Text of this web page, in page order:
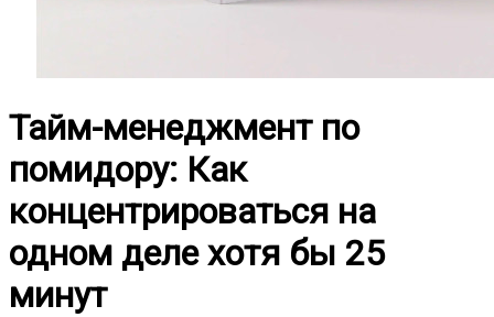
Тайм-менеджмент по
помидору: Как
концентрироваться на
одном деле хотя бы 25
минут